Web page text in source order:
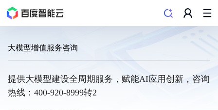
大模型增值服务咨询
提供大模型建设全周期服务，赋能AI应用创新，咨询
热线：400-920-8999转2